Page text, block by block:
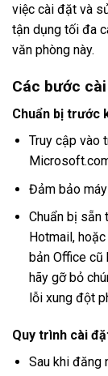
việc cài đặt và
tận dụng tối đa
văn phòng này.
Các bước
Chuẩn bị trước
Truy cập vào
Đảm bảo
Chuẩn bị sẵn
Hotmail,
bản Office cũ
hãy gỡ bỏ
lỗi xung đột
Quy trình cài
Sau khi đăng